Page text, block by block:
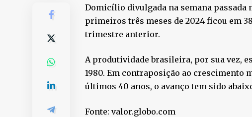
Domicílio divulgada na semana passada
primeiros três meses de 2024 ficou em
trimestre anterior.
A produtividade brasileira, por sua vez,
1980. Em contraposição ao crescimento
últimos 40 anos, o avanço tem sido
Fonte: valor.globo.com